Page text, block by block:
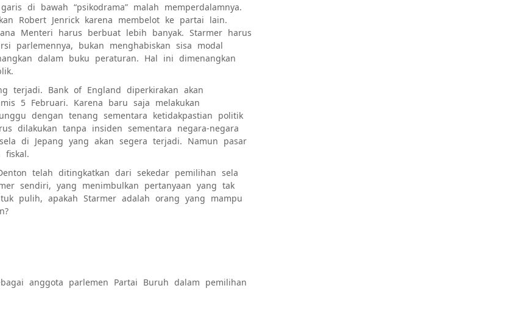
di bawah “psikodrama” malah memperdalamnya.
Robert Jenrick karena membelot ke partai lain.
Menteri harus berbuat lebih banyak. Starmer harus
parlemennya, bukan menghabiskan sisa modal
dalam buku peraturan. Hal ini dimenangkan
terjadi. Bank of England diperkirakan akan
5 Februari. Karena baru saja melakukan
dengan tenang sementara ketidakpastian politik
dilakukan tanpa insiden sementara negara-negara
di Jepang yang akan segera terjadi. Namun pasar
fiskal.
telah ditingkatkan dari sekedar pemilihan sela
sendiri, yang menimbulkan pertanyaan yang tak
pulih, apakah Starmer adalah orang yang mampu
anggota parlemen Partai Buruh dalam pemilihan